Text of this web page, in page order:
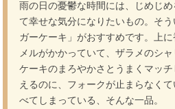
雨の日の憂鬱な時間には、じめじ
て幸せな気分になりたいもの。そ
ガーケーキ」がおすすめです。上
メルがかかっていて、ザラメのシ
ケーキのまろやかさとうまくマッ
えるのに、フォークが止まらなく
べてしまっている、そんな一品。